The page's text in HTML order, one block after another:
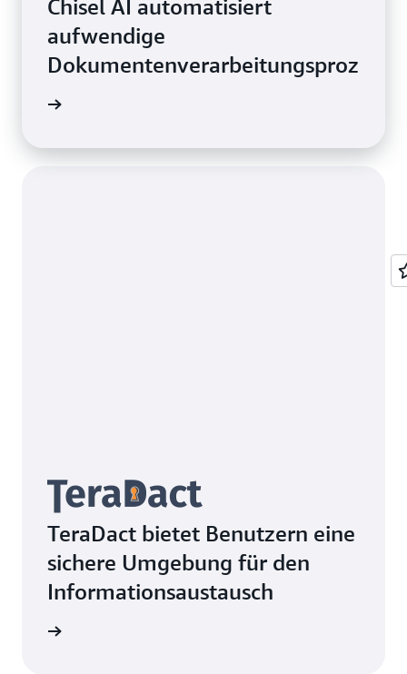
Chisel AI automatisiert
aufwendige
Dokumentenverarbeitungsprozesse
TeraDact bietet Benutzern eine
sichere Umgebung für den
Informationsaustausch